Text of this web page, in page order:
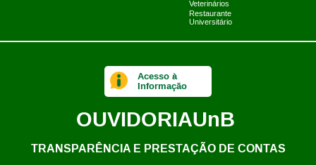
Veterinários
Restaurante
Universitário
Acesso à
Informação
OUVIDORIAUnB
TRANSPARÊNCIA E PRESTAÇÃO DE CONTAS